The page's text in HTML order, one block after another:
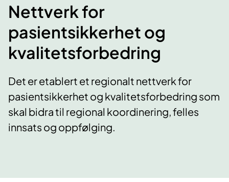
Nettverk for
pasientsikkerhet og
kvalitetsforbedring
Det er etablert et regionalt nettverk for
pasientsikkerhet og kvalitetsforbedring som
skal bidra til regional koordinering, felles
innsats og oppfølging.